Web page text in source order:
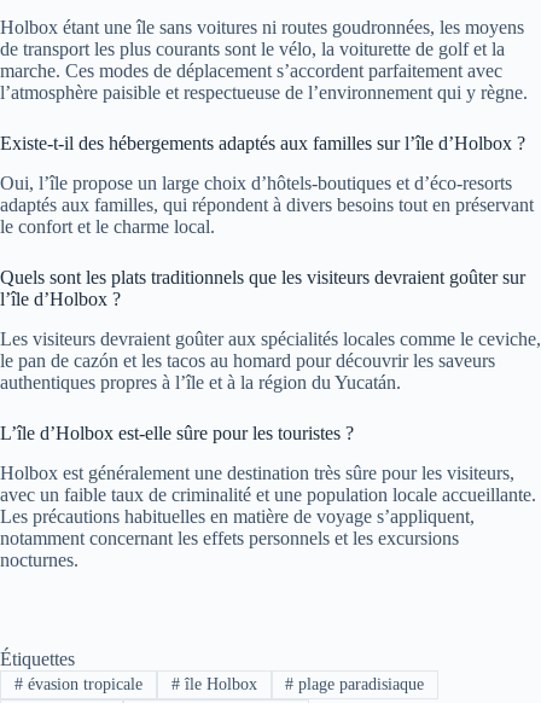
Holbox étant une île sans voitures ni routes goudronnées, les moyens
de transport les plus courants sont le vélo, la voiturette de golf et la
marche. Ces modes de déplacement s’accordent parfaitement avec
l’atmosphère paisible et respectueuse de l’environnement qui y règne.
Existe-t-il des hébergements adaptés aux familles sur l’île d’Holbox ?
Oui, l’île propose un large choix d’hôtels-boutiques et d’éco-resorts
adaptés aux familles, qui répondent à divers besoins tout en préservant
le confort et le charme local.
Quels sont les plats traditionnels que les visiteurs devraient goûter sur
l’île d’Holbox ?
Les visiteurs devraient goûter aux spécialités locales comme le ceviche,
le pan de cazón et les tacos au homard pour découvrir les saveurs
authentiques propres à l’île et à la région du Yucatán.
L’île d’Holbox est-elle sûre pour les touristes ?
Holbox est généralement une destination très sûre pour les visiteurs,
avec un faible taux de criminalité et une population locale accueillante.
Les précautions habituelles en matière de voyage s’appliquent,
notamment concernant les effets personnels et les excursions
nocturnes.
Étiquettes
#évasion tropicale #île Holbox # plage paradisiaque